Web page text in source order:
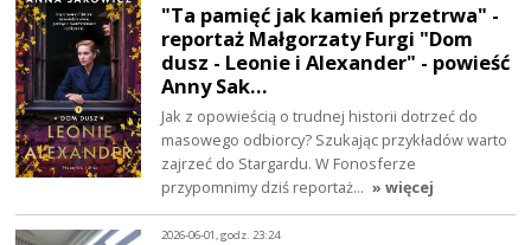
"Ta pamięć jak kamień przetrwa" -
reportaż Małgorzaty Furgi "Dom
dusz - Leonie i Alexander" - powieść
Anny Sak…
Jak z opowieścią o trudnej historii dotrzeć do
masowego odbiorcy? Szukając przykładów warto
zajrzeć do Stargardu. W Fonosferze
przypomnimy dziś reportaż… » więcej
2026-06-01, godz. 23:24